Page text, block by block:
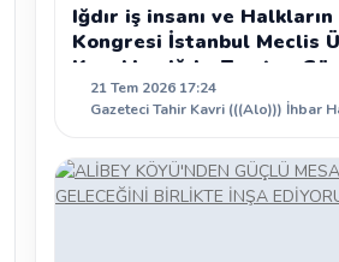
Iğdır iş insanı ve
Kongresi İstanbul Meclis
Kaya’dan Iğdır Tanıtım
birlik ve beraberlik mesajı:
21 Tem 2026 17:24
Gazeteci Tahir Kavri (((Alo))) İhbar